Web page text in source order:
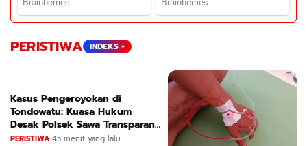
PERISTIWA INDEKS +
Kasus Pengeroyokan di
Tondowatu: Kuasa Hukum
Desak Polsek Sawa Transparan
dan Segera Tetapkan Tersangka
PERISTIWA•45 menit yang lalu